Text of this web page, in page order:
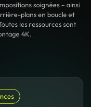
soignées – ainsi
plans en boucle et
les ressources sont
4K.